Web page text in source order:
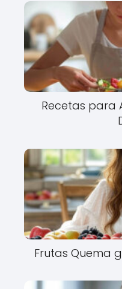
Recetas para
Frutas Quema